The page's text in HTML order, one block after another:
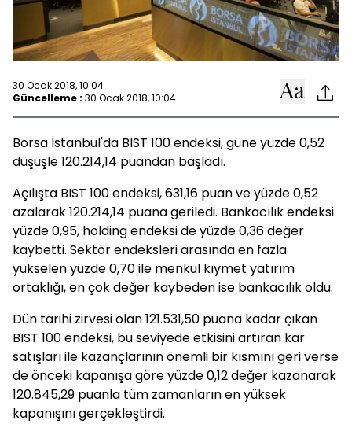
30 Ocak 2018, 10:04
Güncelleme : 30 Ocak 2018, 10:04
Borsa İstanbul'da BIST 100 endeksi, güne yüzde 0,52
düşüşle 120.214,14 puandan başladı.
Açılışta BIST 100 endeksi, 631,16 puan ve yüzde 0,52
azalarak 120.214,14 puana geriledi. Bankacılık endeksi
yüzde 0,95, holding endeksi de yüzde 0,36 değer
kaybetti. Sektör endeksleri arasında en fazla
yükselen yüzde 0,70 ile menkul kıymet yatırım
ortaklığı, en çok değer kaybeden ise bankacılık oldu.
Dün tarihi zirvesi olan 121.531,50 puana kadar çıkan
BIST 100 endeksi, bu seviyede etkisini artıran kar
satışları ile kazançlarının önemli bir kısmını geri verse
de önceki kapanışa göre yüzde 0,12 değer kazanarak
120.845,29 puanla tüm zamanların en yüksek
kapanışını gerçekleştirdi.